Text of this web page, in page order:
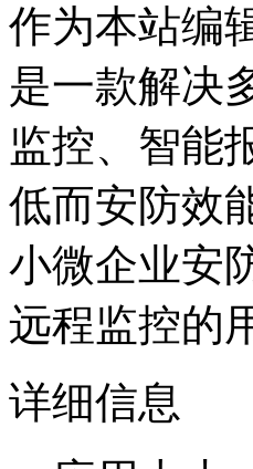
作为本站编
是一款解决
监控、智能
低而安防效
小微企业安
远程监控的
详细信息